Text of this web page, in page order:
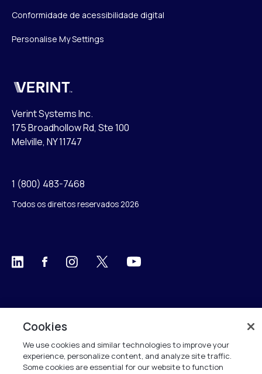
Conformidade de acessibilidade digital
Personalise My Settings
Verint
Verint Systems Inc.
175 Broadhollow Rd, Ste 100
Melville, NY 11747
1 (800) 483-7468
Todos os direitos reservados 2026
Cookies
We use cookies and similar technologies to improve your
experience, personalize content, and analyze site traffic.
Some cookies are essential for our website to function